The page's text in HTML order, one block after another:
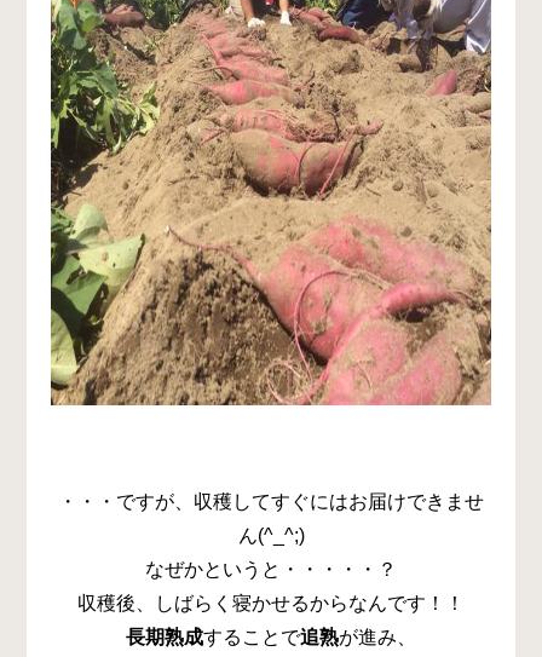
・・・ですが、収穫してすぐにはお届けできませ
ん(^_^;)
なぜかというと・・・・・？
収穫後、しばらく寝かせるからなんです！！
長期熟成することで追熟が進み、